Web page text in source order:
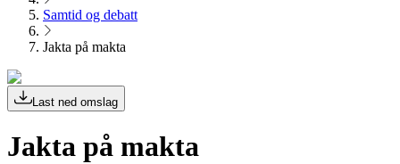
Samtid og debatt
Jakta på makta
Last ned omslag
Jakta på makta